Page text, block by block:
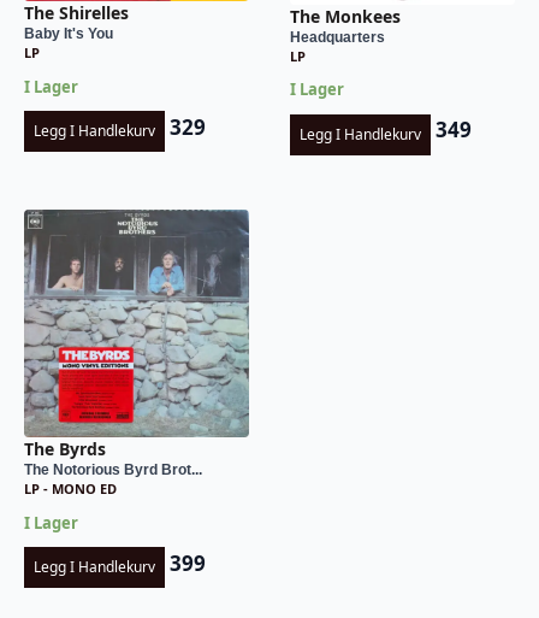
The Shirelles
Baby It's You
LP
I Lager
Legg I Handlekurv 329
The Monkees
Headquarters
LP
I Lager
Legg I Handlekurv 349
The Byrds
The Notorious Byrd Brot...
LP - MONO ED
I Lager
Legg I Handlekurv 399